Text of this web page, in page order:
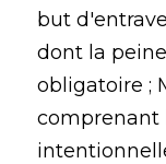
but
dont la
obligatoire ;
comprenant